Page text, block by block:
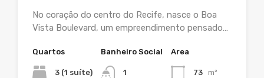
No coração do centro do Recife, nasce o Boa
Vista Boulevard, um empreendimento pensado…
Quartos
3 (1 suíte)
Banheiro Social
1
Area
73 m²